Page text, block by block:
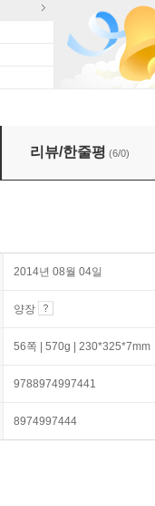
리뷰/한줄평 (6/0)
2014년 08월 04일
양장
56쪽 | 570g | 230*325*7mm
9788974997441
8974997444